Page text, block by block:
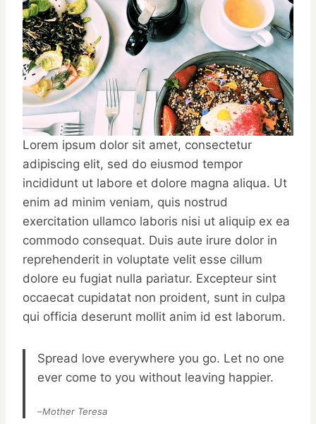
Lorem ipsum dolor sit amet, consectetur
adipiscing elit, sed do eiusmod tempor
incididunt ut labore et dolore magna aliqua. Ut
enim ad minim veniam, quis nostrud
exercitation ullamco laboris nisi ut aliquip ex ea
commodo consequat. Duis aute irure dolor in
reprehenderit in voluptate velit esse cillum
dolore eu fugiat nulla pariatur. Excepteur sint
occaecat cupidatat non proident, sunt in culpa
qui officia deserunt mollit anim id est laborum.
Spread love everywhere you go. Let no one
ever come to you without leaving happier.
–Mother Teresa